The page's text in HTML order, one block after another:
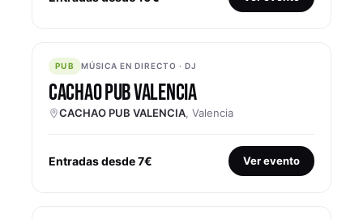
PUB
PUB MÚSICA EN DIRECTO · DJ
CACHAO PUB VALENCIA
CACHAO PUB VALENCIA, Valencia
Entradas desde 7€ Ver evento